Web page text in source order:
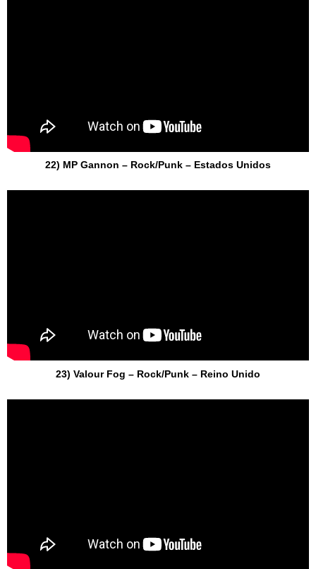
22) MP Gannon – Rock/Punk – Estados Unidos
23) Valour Fog – Rock/Punk – Reino Unido